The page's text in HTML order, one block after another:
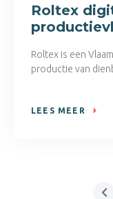
Roltex
Roltex is een
productie van
LEES MEER